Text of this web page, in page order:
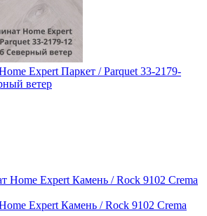
Expert Паркет / Parquet 33-2179-
ветер
Expert Камень / Rock 9102 Crema